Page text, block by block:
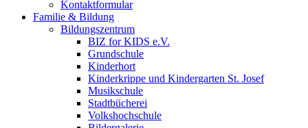
Kontaktformular
Familie & Bildung
Bildungszentrum
BIZ for KIDS e.V.
Grundschule
Kinderhort
Kinderkrippe und Kindergarten St. Josef
Musikschule
Stadtbücherei
Volkshochschule